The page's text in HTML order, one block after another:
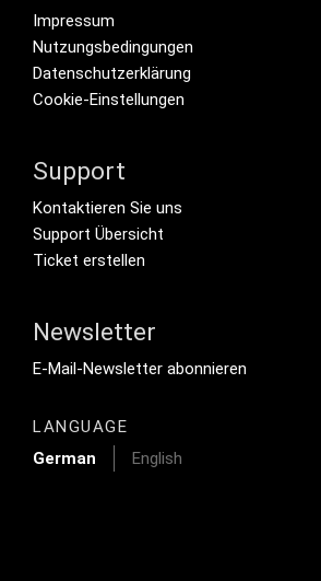
Footer menu
Impressum
Nutzungsbedingungen
Datenschutzerklärung
Cookie-Einstellungen
Support
Footer Secondary Menu
Kontaktieren Sie uns
Support Übersicht
Ticket erstellen
Newsletter
Footer Tertiary
E-Mail-Newsletter abonnieren
LANGUAGE
German
English